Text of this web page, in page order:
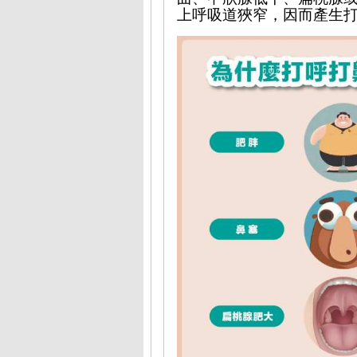
上呼吸道狹窄，因而產生